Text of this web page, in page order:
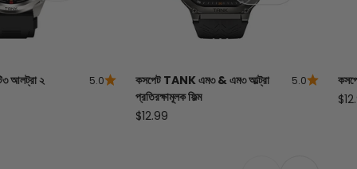
আলট্রা ২
5.0 কসপেট TANKএম৩ & এম৩ আল্ট্রা
প্রতিরক্ষামূলক ফিল্ম
5.0
বিক্রয় মূল্য
$12.99